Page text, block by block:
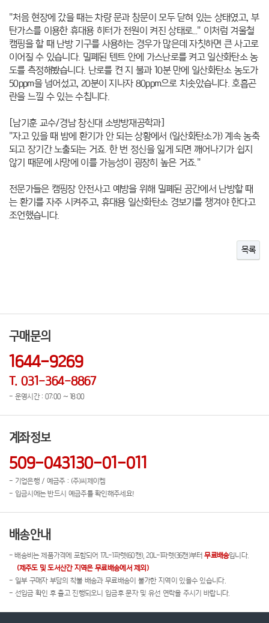
"처음 현장에 갔을 때는 차량 문과 창문이 모두 닫혀 있는 상태였고, 부
탄가스를 이용한 휴대용 히터가 전원이 켜진 상태로…" 이처럼 겨울철
캠핑을 할 때 난방 기구를 사용하는 경우가 많은데 자칫하면 큰 사고로
이어질 수 있습니다. 밀폐된 텐트 안에 가스난로를 켜고 일산화탄소 농
도를 측정해봤습니다. 난로를 켠 지 불과 10분 만에 일산화탄소 농도가
50ppm을 넘어섰고, 20분이 지나자 80ppm으로 치솟았습니다.호흡곤
란을 느낄 수 있는 수칩니다.
[남기훈 교수/경남 창신대 소방방재공학과]
"자고 있을 때 밤에 환기가 안 되는 상황에서 (일산화탄소가) 계속 농축
되고 장기간 노출되는 거죠. 한 번 정신을 잃게 되면 깨어나기가 쉽지
않기 때문에 사망에 이를 가능성이 굉장히 높은 거죠."
전문가들은 캠핑장 안전사고 예방을 위해 밀폐된 공간에서 난방할 때
는 환기를 자주 시켜주고, 휴대용 일산화탄소 경보기를 챙겨야 한다고
조언했습니다.
목록
구매문의
1644-9269
T. 031-364-8867
- 운영시간 : 07:00 ~ 18:00
계좌정보
509-043130-01-011
- 기업은행 / 예금주 : (주)씨제이켐
- 입금시에는 반드시 예금주를 확인해주세요!
배송안내
- 배송비는 제품가격에 포함되어 17L-1파렛(60캔), 20L-1파렛(36캔)부터무료배송입니다.
(제주도 및 도서산간 지역은 무료배송에서 제외)
- 일부 구매자 부담의 착불 배송과 무료배송이 불가한 지역이 있을수 있습니다.
- 선입금 확인 후 출고 진행되오니 입금후 문자 및 유선 연락을 주시기 바랍니다.